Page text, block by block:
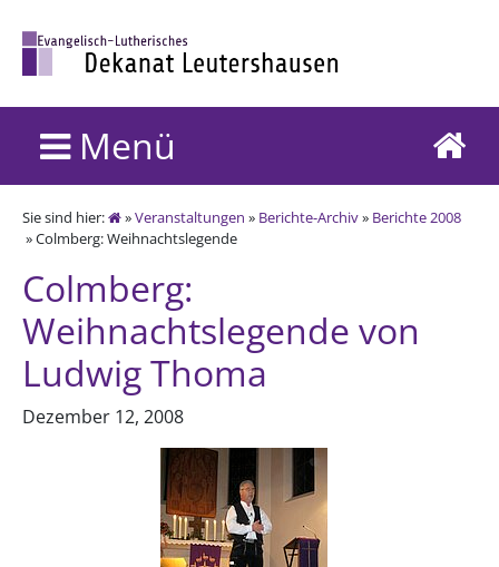
Menü
Sie sind hier: »Veranstaltungen » Berichte-Archiv» Berichte 2008
» Colmberg: Weihnachtslegende
Colmberg:
Weihnachtslegende von
Ludwig Thoma
Dezember 12, 2008